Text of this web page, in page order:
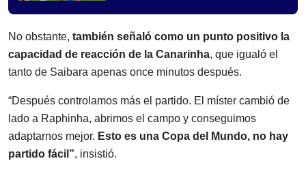
No obstante, también señaló como un punto positivo la
capacidad de reacción de la Canarinha, que igualó el
tanto de Saibara apenas once minutos después.
“Después controlamos más el partido. El míster cambió de
lado a Raphinha, abrimos el campo y conseguimos
adaptarnos mejor. Esto es una Copa del Mundo, no hay
partido fácil”, insistió.